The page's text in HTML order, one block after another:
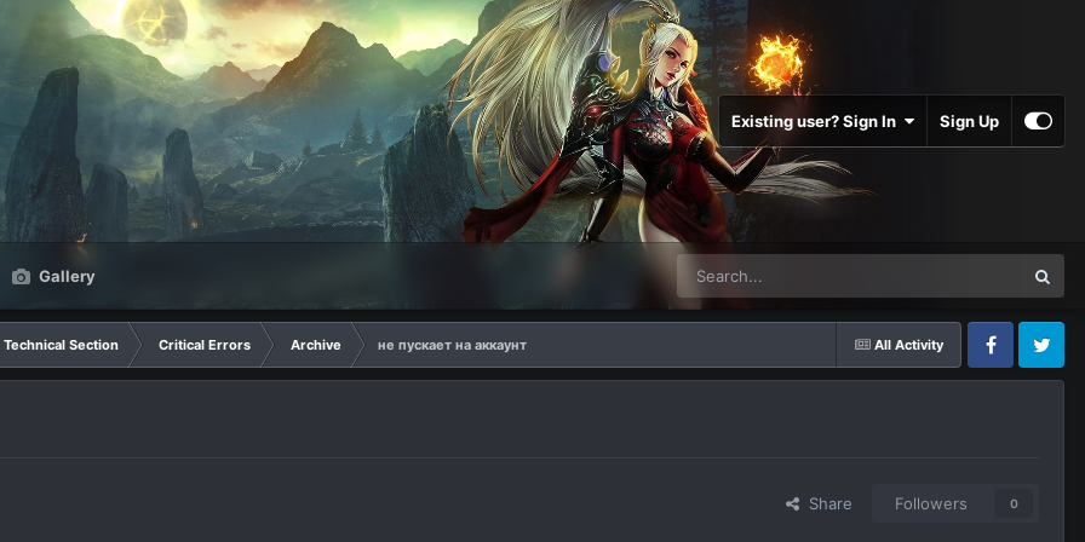
Existing user? Sign In Sign Up
Gallery
All Activity
Technical Section Critical Errors Archive
не пускает на аккаунт
FacebookTwitter
Share Followers 0